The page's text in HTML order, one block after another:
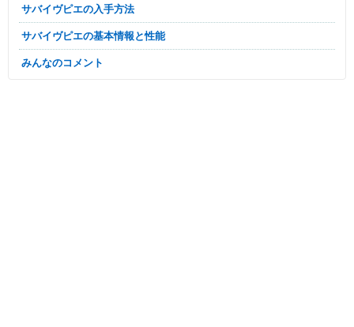
サバイヴピエの入手方法
サバイヴピエの基本情報と性能
みんなのコメント